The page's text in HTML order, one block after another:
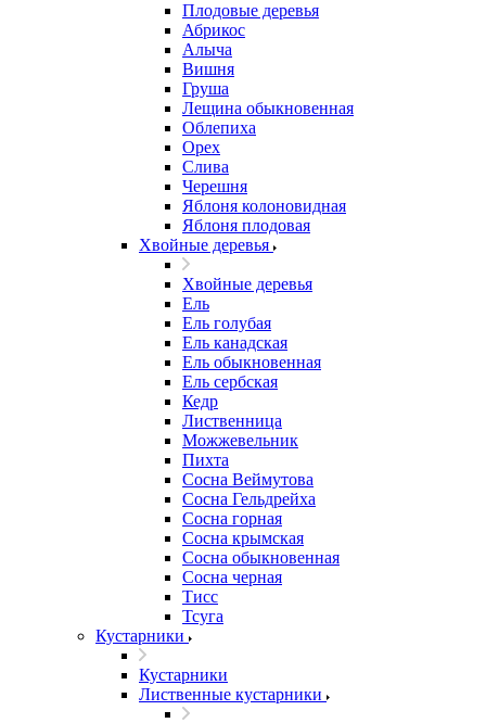
Плодовые деревья
Абрикос
Алыча
Вишня
Груша
Лещина обыкновенная
Облепиха
Орех
Слива
Черешня
Яблоня колоновидная
Яблоня плодовая
Хвойные деревья
Хвойные деревья
Ель
Ель голубая
Ель канадская
Ель обыкновенная
Ель сербская
Кедр
Лиственница
Можжевельник
Пихта
Сосна Веймутова
Сосна Гельдрейха
Сосна горная
Сосна крымская
Сосна обыкновенная
Сосна черная
Тисс
Тсуга
Кустарники
Кустарники
Лиственные кустарники